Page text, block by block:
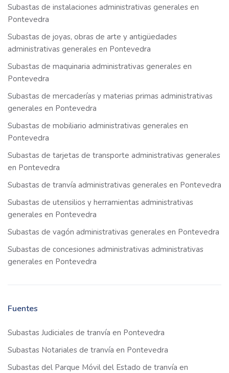
Subastas de instalaciones administrativas generales en
Pontevedra
Subastas de joyas, obras de arte y antigüedades
administrativas generales en Pontevedra
Subastas de maquinaria administrativas generales en
Pontevedra
Subastas de mercaderías y materias primas administrativas
generales en Pontevedra
Subastas de mobiliario administrativas generales en
Pontevedra
Subastas de tarjetas de transporte administrativas generales
en Pontevedra
Subastas de tranvía administrativas generales en Pontevedra
Subastas de utensilios y herramientas administrativas
generales en Pontevedra
Subastas de vagón administrativas generales en Pontevedra
Subastas de concesiones administrativas administrativas
generales en Pontevedra
Fuentes
Subastas Judiciales de tranvía en Pontevedra
Subastas Notariales de tranvía en Pontevedra
Subastas del Parque Móvil del Estado de tranvía en